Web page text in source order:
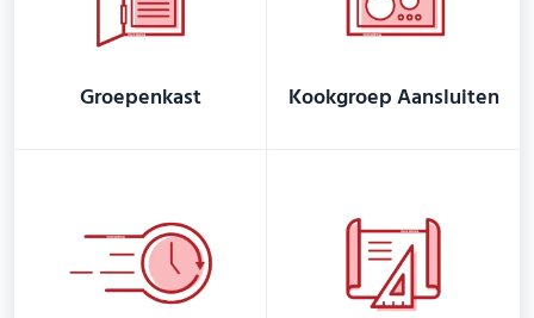
Groepenkast Kookgroep Aansluiten